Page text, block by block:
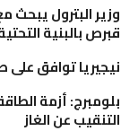
وزير البترول
قبرص بالبنية
نيجيريا توافق
بلومبرج: أزمة
التنقيب عن الغاز